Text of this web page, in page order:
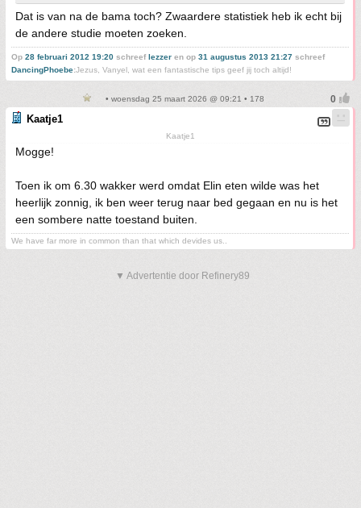
Dat is van na de bama toch? Zwaardere statistiek heb ik echt bij
de andere studie moeten zoeken.
Op 28 februari 2012 19:20 schreeflezzer en op 31 augustus 2013 21:27 schreef
DancingPhoebe:Jezus, Vanyel, wat een fantastische tips geef jij toch altijd!
• woensdag 25 maart 2026 @ 09:21 • 178
Kaatje1
Kaatje1
Mogge!
Toen ik om 6.30 wakker werd omdat Elin eten wilde was het
heerlijk zonnig, ik ben weer terug naar bed gegaan en nu is het
een sombere natte toestand buiten.
We have far more in common than that which devides us..
▼ Advertentie door Refinery89